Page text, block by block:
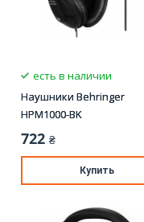
есть в наличии
Наушники Behringer
HPM1000-BK
722 ₴
Купить